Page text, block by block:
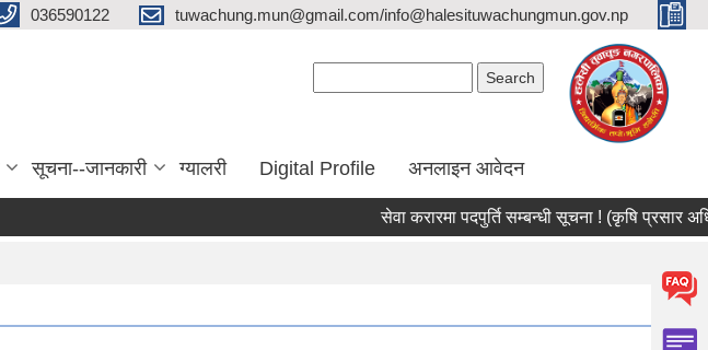
036590122 tuwachung.mun@gmail.com/info@halesituwachungmun.gov.np
सूचना--जानकारी ग्यालरी Digital Profile अनलाइन आवेदन
सेवा करारमा पदपुर्ति सम्बन्धी सूचना ! (कृषि प्रसार